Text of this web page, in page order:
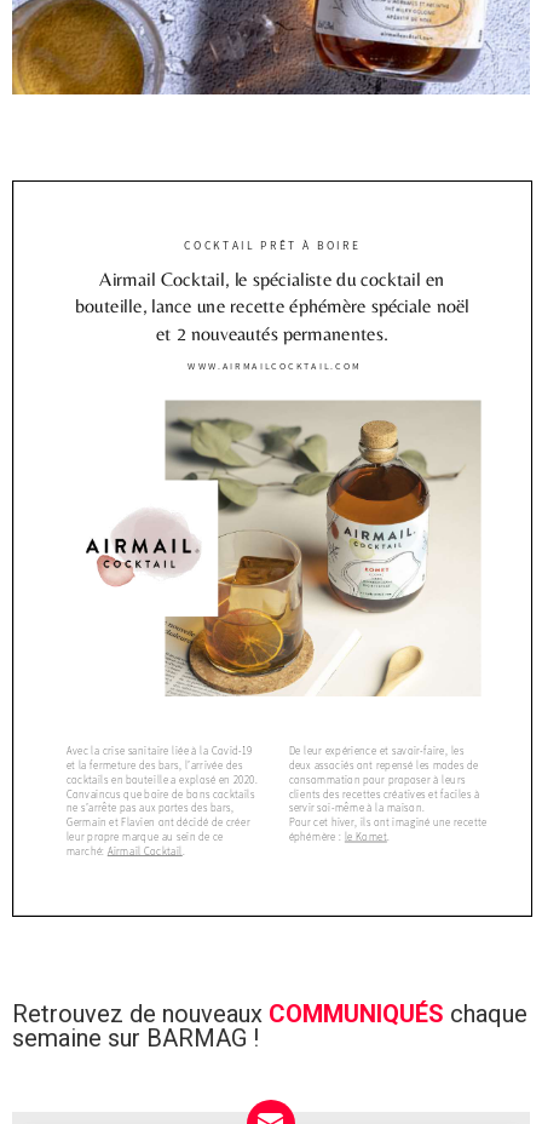
Retrouvez de nouveaux COMMUNIQUÉS chaque
semaine sur BARMAG !